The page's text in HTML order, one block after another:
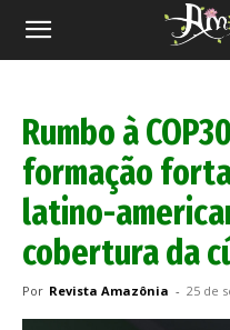
Revista
Rumbo à
formação
latino-
cobertura da
Por Revista Amazônia - 25 de